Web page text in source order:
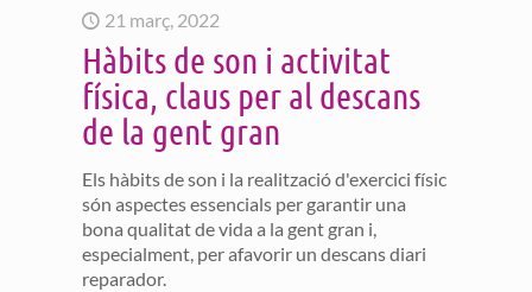
21 març, 2022
Hàbits de son i activitat
física, claus per al descans
de la gent gran
Els hàbits de son i la realització d'exercici físic
són aspectes essencials per garantir una
bona qualitat de vida a la gent gran i,
especialment, per afavorir un descans diari
reparador.